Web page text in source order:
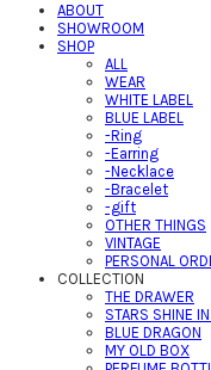
ABOUT
SHOWROOM
SHOP
ALL
WEAR
WHITE LABEL
BLUE LABEL
-Ring
-Earring
-Necklace
-Bracelet
-gift
OTHER THINGS
VINTAGE
PERSONAL
COLLECTION
THE DRAWER
STARS SHINE
BLUE DRAGON
MY OLD BOX